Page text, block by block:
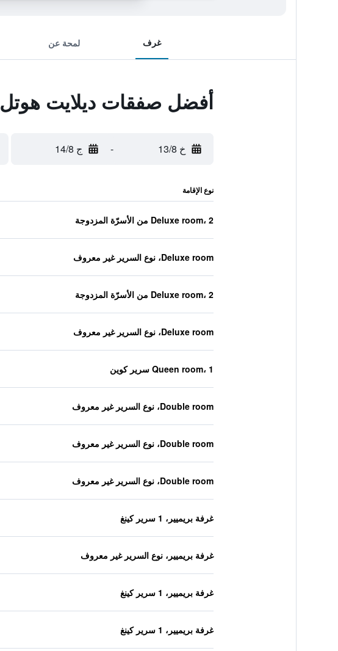
غرف لمحة عن
أفضل صفقات ديلايت هوتل
خ 13/8 - ج 14/8
نوع الإقامة
Deluxe room، 2 من الأسرّة المزدوجة
Deluxe room، نوع السرير غير معروف
Deluxe room، 2 من الأسرّة المزدوجة
Deluxe room، نوع السرير غير معروف
Queen room، 1 سرير كوين
Double room، نوع السرير غير معروف
Double room، نوع السرير غير معروف
Double room، نوع السرير غير معروف
غرفة بريميير، 1 سرير كينغ
غرفة بريميير، نوع السرير غير معروف
غرفة بريميير، 1 سرير كينغ
غرفة بريميير، 1 سرير كينغ